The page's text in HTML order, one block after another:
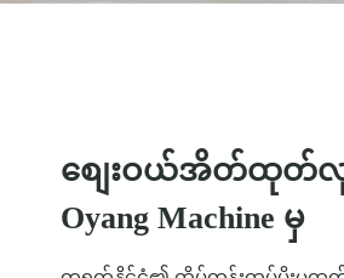
စျေးဝယ်အိတ်ထုတ်လု
Oyang Machine မှ